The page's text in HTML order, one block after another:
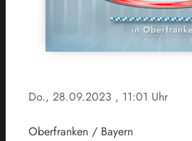
Do., 28.09.2023 , 11:01 Uhr
Oberfranken / Bayern